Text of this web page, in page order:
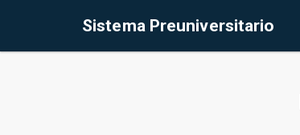
Sistema Preuniversitario